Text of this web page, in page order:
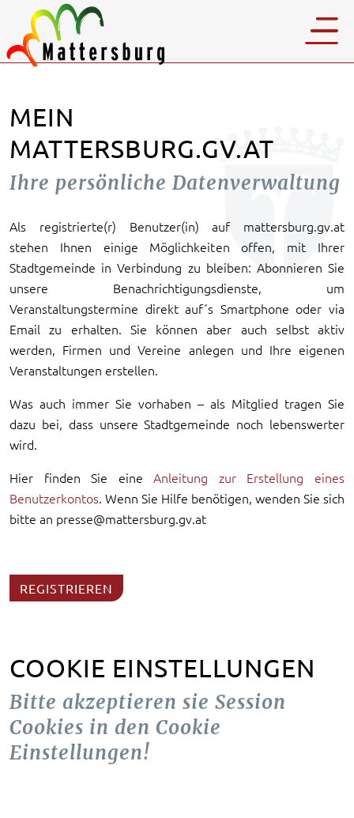
MEIN
MATTERSBURG.GV.AT
Ihre persönliche Datenverwaltung
Als registrierte(r) Benutzer(in) auf mattersburg.gv.at
stehen Ihnen einige Möglichkeiten offen, mit Ihrer
Stadtgemeinde in Verbindung zu bleiben: Abonnieren Sie
unsere Benachrichtigungsdienste, um
Veranstaltungstermine direkt auf´s Smartphone oder via
Email zu erhalten. Sie können aber auch selbst aktiv
werden, Firmen und Vereine anlegen und Ihre eigenen
Veranstaltungen erstellen.
Was auch immer Sie vorhaben – als Mitglied tragen Sie
dazu bei, dass unsere Stadtgemeinde noch lebenswerter
wird.
Hier finden Sie eineAnleitung zur Erstellung eines
Benutzerkontos. Wenn Sie Hilfe benötigen, wenden Sie sich
bitte an presse@mattersburg.gv.at
REGISTRIEREN
COOKIE EINSTELLUNGEN
Bitte akzeptieren sie Session
Cookies in den Cookie
Einstellungen!